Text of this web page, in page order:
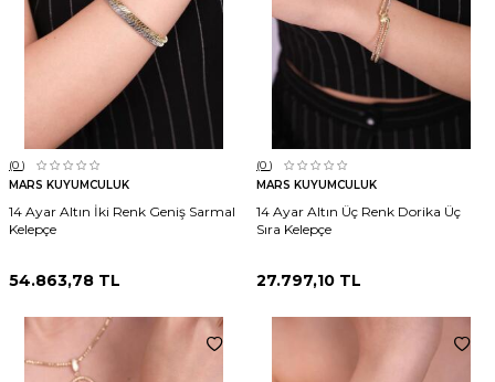
(0 )
MARS KUYUMCULUK
14 Ayar Altın İki Renk Geniş Sarmal
Kelepçe
54.863,78 TL
(0 )
MARS KUYUMCULUK
14 Ayar Altın Üç Renk Dorika Üç
Sıra Kelepçe
27.797,10 TL